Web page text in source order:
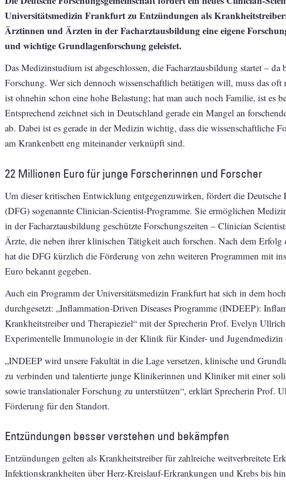
Universitätsmedizin Frankfurt zu Entzündungen als
Ärztinnen und Ärzten in der Facharztausbildung eine eigene
und wichtige Grundlagenforschung geleistet.
Das Medizinstudium ist abgeschlossen, die Facharztausbildung startet –
Forschung. Wer sich dennoch wissenschaftlich betätigen will, muss das oft
ist ohnehin schon eine hohe Belastung; hat man auch noch Familie, ist es
Entsprechend zeichnet sich in Deutschland gerade ein Mangel an
ab. Dabei ist es gerade in der Medizin wichtig, dass die wissenschaftliche
am Krankenbett eng miteinander verknüpft sind.
22 Millionen Euro für junge Forscherinnen und Forscher
Um dieser kritischen Entwicklung entgegenzuwirken, fördert die Deutsche
(DFG) sogenannte Clinician-Scientist-Programme. Sie ermöglichen
in der Facharztausbildung geschützte Forschungszeiten – Clinician
Ärzte, die neben ihrer klinischen Tätigkeit auch forschen. Nach dem Erfolg
hat die DFG kürzlich die Förderung von zehn weiteren Programmen mit
Euro bekannt gegeben.
Auch ein Programm der Universitätsmedizin Frankfurt hat sich in dem
durchgesetzt: „Inflammation-Driven Diseases Programme (INDEEP):
Krankheitstreiber und Therapieziel“ mit der Sprecherin Prof. Evelyn
Experimentelle Immunologie in der Klinik für Kinder- und Jugendmedizin
„INDEEP wird unsere Fakultät in die Lage versetzen, klinische und
zu verbinden und talentierte junge Klinikerinnen und Kliniker mit einer
sowie translationaler Forschung zu unterstützen“, erklärt Sprecherin Prof.
Förderung für den Standort.
Entzündungen besser verstehen und bekämpfen
Entzündungen gelten als Krankheitstreiber für zahlreiche weitverbreitete
Infektionskrankheiten über Herz-Kreislauf-Erkrankungen und Krebs bis